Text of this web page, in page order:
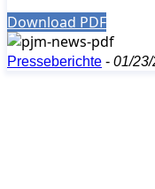
Download PDF
Presseberichte - 01/